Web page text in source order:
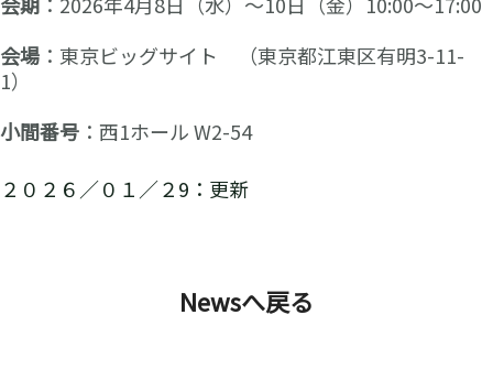
会場 ：東京ビッグサイト （東京都江東区有明3-11-
1）
小間番号 ：西1ホール W2-54
２０２６／０１／２9：更新
Newsへ戻る